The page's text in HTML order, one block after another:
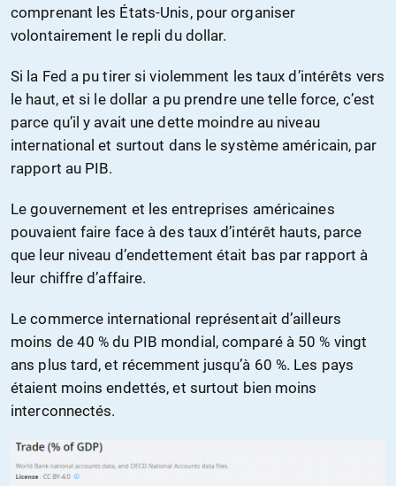
comprenant les États-Unis, pour organiser
volontairement le repli du dollar.
Si la Fed a pu tirer si violemment les taux d’intérêts vers
le haut, et si le dollar a pu prendre une telle force, c’est
parce qu’il y avait une dette moindre au niveau
international et surtout dans le système américain, par
rapport au PIB.
Le gouvernement et les entreprises américaines
pouvaient faire face à des taux d’intérêt hauts, parce
que leur niveau d’endettement était bas par rapport à
leur chiffre d’affaire.
Le commerce international représentait d’ailleurs
moins de 40 % du PIB mondial, comparé à 50 % vingt
ans plus tard, et récemment jusqu’à 60 %. Les pays
étaient moins endettés, et surtout bien moins
interconnectés.